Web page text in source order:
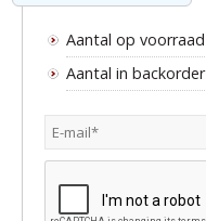
Aantal op voorraad
Aantal in backorder